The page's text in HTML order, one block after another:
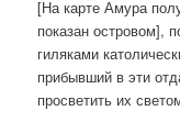
[На карте Амура
показан островом],
гиляками
прибывший в эти
просветить их